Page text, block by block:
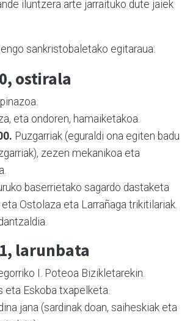
iluntzera arte jarraituko dute jaiek
sankristobaletako egitaraua:
ostirala
eta ondoren, hamaiketakoa.
Puzgarriak (eguraldi ona egiten badu
zezen mekanikoa eta
baserrietako sagardo dastaketa
Ostolaza eta Larrañaga trikitilariak.
larunbata
I. Poteoa Bizikletarekin.
eta Eskoba txapelketa.
jana (sardinak doan, saiheskiak eta